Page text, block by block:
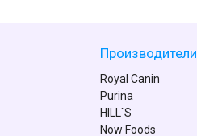
Производители
Royal Canin
Purina
HILL`S
Now Foods